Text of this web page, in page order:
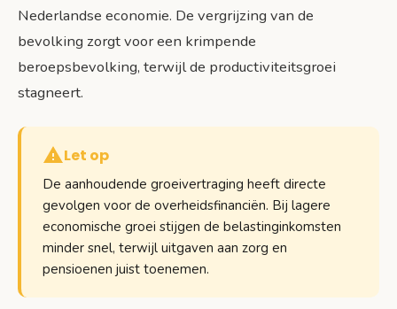
Nederlandse economie. De vergrijzing van de
bevolking zorgt voor een krimpende
beroepsbevolking, terwijl de productiviteitsgroei
stagneert.
Let op
De aanhoudende groeivertraging heeft directe
gevolgen voor de overheidsfinanciën. Bij lagere
economische groei stijgen de belastinginkomsten
minder snel, terwijl uitgaven aan zorg en
pensioenen juist toenemen.